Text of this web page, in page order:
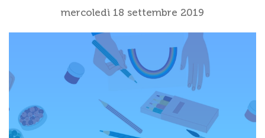
mercoledì 18 settembre 2019